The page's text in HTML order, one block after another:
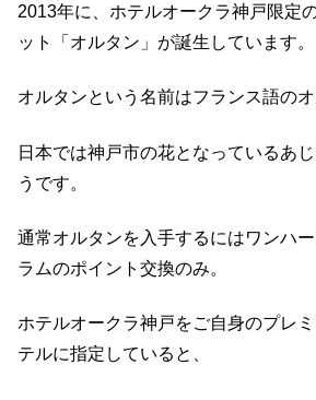
2013年に、ホテルオークラ神戸限定
ット「オルタン」が誕生しています。
オルタンという名前はフランス語のオ
日本では神戸市の花となっているあ
うです。
通常オルタンを入手するにはワンハ
ラムのポイント交換のみ。
ホテルオークラ神戸をご自身のプレ
テルに指定していると、